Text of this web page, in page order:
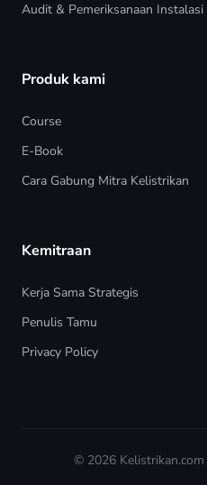
Audit & Pemeriksanaan Instalasi
Produk kami
Course
E-Book
Cara Gabung Mitra Kelistrikan
Kemitraan
Kerja Sama Strategis
Penulis Tamu
Privacy Policy
© 2026 Kelistrikan.com